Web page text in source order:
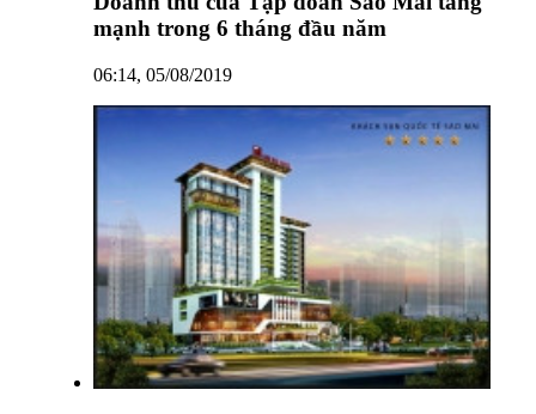
mạnh trong 6 tháng đầu năm
06:14, 05/08/2019